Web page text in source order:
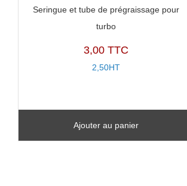
Seringue et tube de prégraissage pour
turbo
3,00 TTC
2,50HT
Ajouter au panier